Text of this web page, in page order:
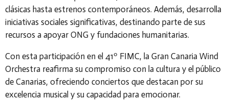
clásicas hasta estrenos contemporáneos. Además, desarrolla
iniciativas sociales significativas, destinando parte de sus
recursos a apoyar ONG y fundaciones humanitarias.
Con esta participación en el 41º FIMC, la Gran Canaria Wind
Orchestra reafirma su compromiso con la cultura y el público
de Canarias, ofreciendo conciertos que destacan por su
excelencia musical y su capacidad para emocionar.